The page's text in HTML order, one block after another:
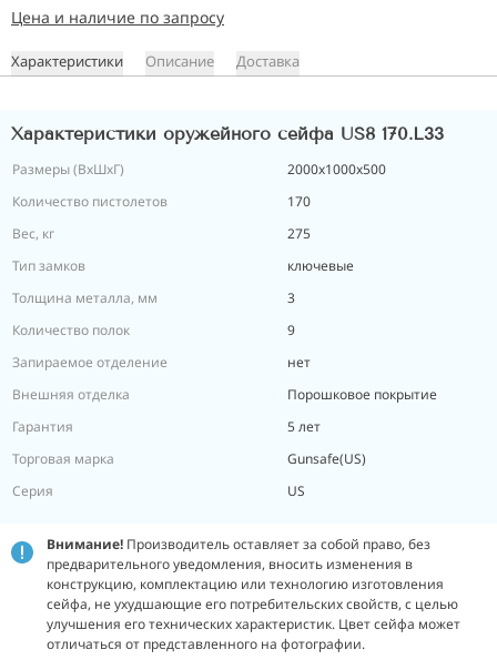
Цена и наличие по запросу
Характеристики Описание Доставка
Характеристики оружейного сейфа US8 170.L33
Размеры (ВxШxГ)
2000х1000х500
Количество пистолетов
170
Вес, кг
275
Тип замков
ключевые
Толщина металла, мм
3
Количество полок
9
Запираемое отделение
нет
Внешняя отделка
Порошковое покрытие
Гарантия
5 лет
Торговая марка
Gunsafe(US)
Серия
US
Внимание! Производитель оставляет за собой право, без
предварительного уведомления, вносить изменения в
конструкцию, комплектацию или технологию изготовления
сейфа, не ухудшающие его потребительских свойств, с целью
улучшения его технических характеристик. Цвет сейфа может
отличаться от представленного на фотографии.